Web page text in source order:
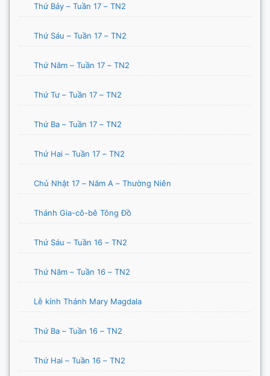
Thứ Bảy – Tuần 17 – TN2
Thứ Sáu – Tuần 17 – TN2
Thứ Năm – Tuần 17 – TN2
Thứ Tư – Tuần 17 – TN2
Thứ Ba – Tuần 17 – TN2
Thứ Hai – Tuần 17 – TN2
Chủ Nhật 17 – Năm A – Thường Niên
Thánh Gia-cô-bê Tông Đồ
Thứ Sáu – Tuần 16 – TN2
Thứ Năm – Tuần 16 – TN2
Lễ kính Thánh Mary Magdala
Thứ Ba – Tuần 16 – TN2
Thứ Hai – Tuần 16 – TN2